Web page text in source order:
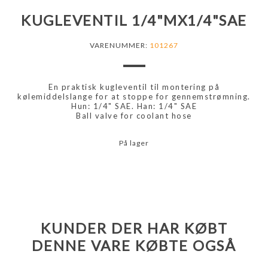
KUGLEVENTIL 1/4"MX1/4"SAE
VARENUMMER: 101267
En praktisk kugleventil til montering på
kølemiddelslange for at stoppe for gennemstrømning.
Hun: 1/4" SAE. Han: 1/4" SAE
Ball valve for coolant hose
På lager
KUNDER DER HAR KØBT
DENNE VARE KØBTE OGSÅ